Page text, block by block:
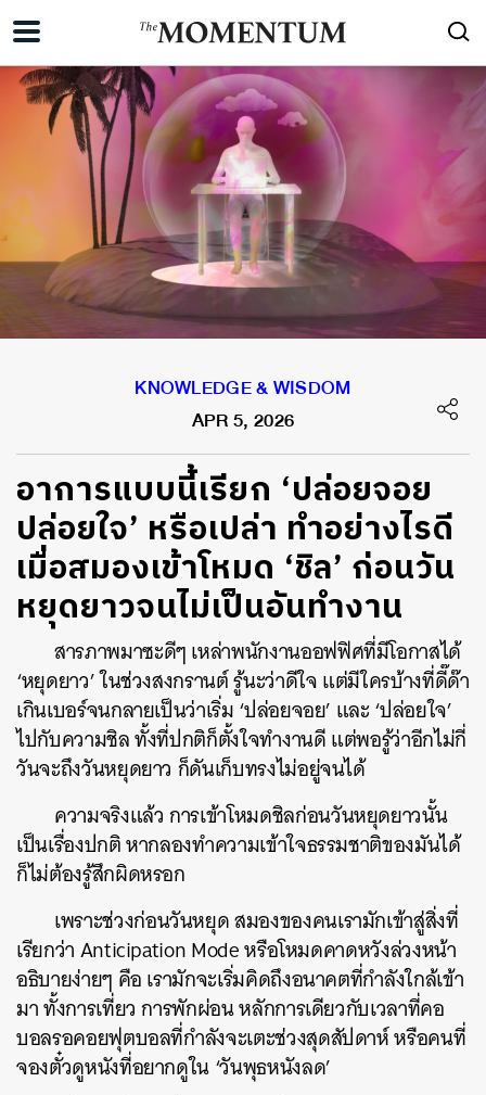
KNOWLEDGE & WISDOM
APR 5, 2026
อาการแบบนี้เรียก ‘ปล่อยจอย
ปล่อยใจ’ หรือเปล่า ทำอย่างไรดี
เมื่อสมองเข้าโหมด ‘ชิล’ ก่อนวัน
หยุดยาวจนไม่เป็นอันทำงาน
สารภาพมาซะดีๆ เหล่าพนักงานออฟฟิศที่มีโอกาสได้
‘หยุดยาว’ ในช่วงสงกรานต์ รู้นะว่าดีใจ แต่มีใครบ้างที่ดี๊ด๊า
เกินเบอร์จนกลายเป็นว่าเริ่ม ‘ปล่อยจอย’ และ ‘ปล่อยใจ’
ไปกับความชิล ทั้งที่ปกติก็ตั้งใจทำงานดี แต่พอรู้ว่าอีกไม่กี่
วันจะถึงวันหยุดยาว ก็ดันเก็บทรงไม่อยู่จนได้
ความจริงแล้ว การเข้าโหมดชิลก่อนวันหยุดยาวนั้น
เป็นเรื่องปกติ หากลองทำความเข้าใจธรรมชาติของมันได้
ก็ไม่ต้องรู้สึกผิดหรอก
เพราะช่วงก่อนวันหยุด สมองของคนเรามักเข้าสู่สิ่งที่
เรียกว่า Anticipation Mode หรือโหมดคาดหวังล่วงหน้า
อธิบายง่ายๆ คือ เรามักจะเริ่มคิดถึงอนาคตที่กำลังใกล้เข้า
มา ทั้งการเที่ยว การพักผ่อน หลักการเดียวกับเวลาที่คอ
บอลรอคอยฟุตบอลที่กำลังจะเตะช่วงสุดสัปดาห์ หรือคนที่
จองตั๋วดูหนังที่อยากดูใน ‘วันพุธหนังลด’